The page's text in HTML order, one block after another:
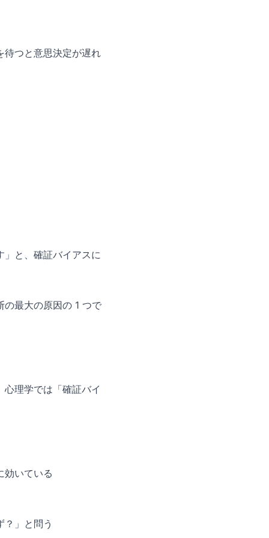
待つと意思決定が遅れ
」と、確証バイアスに
の最大の原因の 1 つで
理学では「確証バイ
効いている
？」と問う